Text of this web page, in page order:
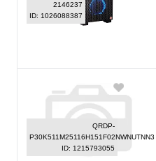
2146237
ID: 1026088387
QRDP-
P30K511M25116H151F02NWNUTNN3
ID: 1215793055